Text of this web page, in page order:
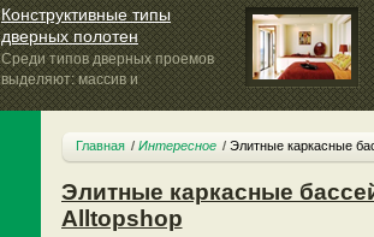
Конструктивные типы
дверных полотен
Среди типов дверных проемов
выделяют: массив и
Главная Интересное Элитные каркасные
Элитные каркасные
Alltopshop